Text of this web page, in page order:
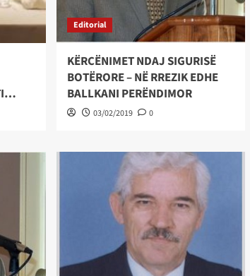
Editorial
KËRCËNIMET NDAJ SIGURISË
BOTËRORE – NË RREZIK EDHE
BALLKANI PERËNDIMOR
03/02/2019 0